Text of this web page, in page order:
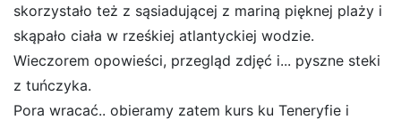
skorzystało też z sąsiadującej z mariną pięknej plaży i
skąpało ciała w rześkiej atlantyckiej wodzie.
Wieczorem opowieści, przegląd zdjęć i... pyszne steki
z tuńczyka.
Pora wracać.. obieramy zatem kurs ku Teneryfie i